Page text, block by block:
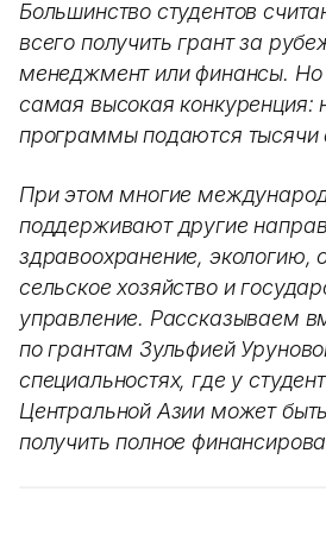
Большинство студентов
всего получить грант за
менеджмент или финансы.
самая высокая конкуренция:
программы подаются тысячи
При этом многие
поддерживают другие
здравоохранение, экологию,
сельское хозяйство и
управление. Рассказываем
по грантам Зульфией
специальностях, где у
Центральной Азии может
получить полное